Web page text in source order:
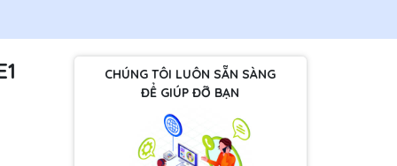
CHÚNG TÔI LUÔN SẴN SÀNG
ĐỂ GIÚP ĐỠ BẠN